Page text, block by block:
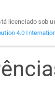
licenciado sob
4.0